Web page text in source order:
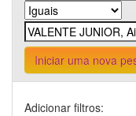
Iniciar uma nova
Adicionar filtros: